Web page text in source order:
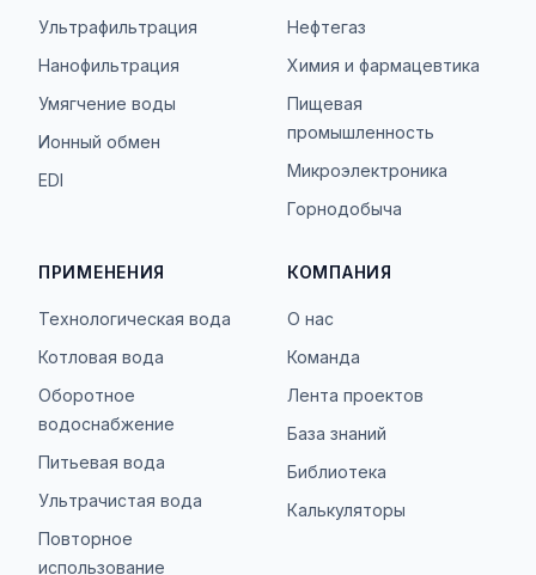
Ультрафильтрация
Нанофильтрация
Умягчение воды
Ионный обмен
EDI
Нефтегаз
Химия и фармацевтика
Пищевая
промышленность
Микроэлектроника
Горнодобыча
ПРИМЕНЕНИЯ
Технологическая вода
Котловая вода
Оборотное
водоснабжение
Питьевая вода
Ультрачистая вода
Повторное
использование
КОМПАНИЯ
О нас
Команда
Лента проектов
База знаний
Библиотека
Калькуляторы